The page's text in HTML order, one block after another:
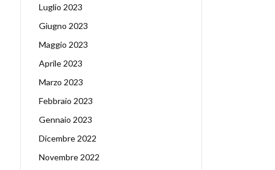
Luglio 2023
Giugno 2023
Maggio 2023
Aprile 2023
Marzo 2023
Febbraio 2023
Gennaio 2023
Dicembre 2022
Novembre 2022